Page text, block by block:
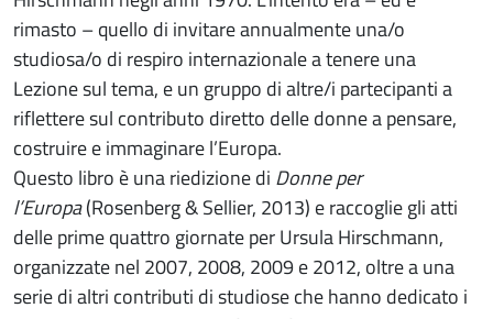
rimasto – quello di invitare annualmente una/o
studiosa/o di respiro internazionale a tenere una
Lezione sul tema, e un gruppo di altre/i partecipanti a
riflettere sul contributo diretto delle donne a pensare,
costruire e immaginare l’Europa.
Questo libro è una riedizione di Donne per
l’Europa(Rosenberg & Sellier, 2013) e raccoglie gli atti
delle prime quattro giornate per Ursula Hirschmann,
organizzate nel 2007, 2008, 2009 e 2012, oltre a una
serie di altri contributi di studiose che hanno dedicato i